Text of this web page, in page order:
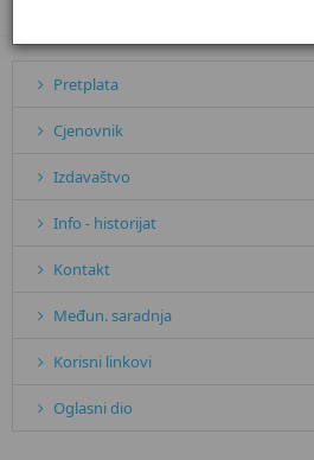
PRIVREDNO
Pretplata
Cjenovnik
Izdavaštvo
Info - historijat
Kontakt
Međun. saradnja
Korisni linkovi
Oglasni dio